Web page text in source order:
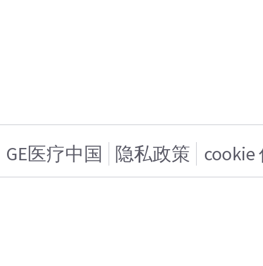
GE医疗中国 隐私政策 cookie